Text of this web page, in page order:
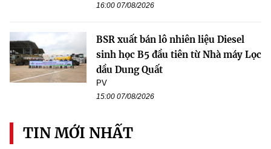
16:00 07/08/2026
BSR xuất bán lô nhiên liệu Diesel
sinh học B5 đầu tiên từ Nhà máy Lọc
dầu Dung Quất
PV
15:00 07/08/2026
TIN MỚI NHẤT